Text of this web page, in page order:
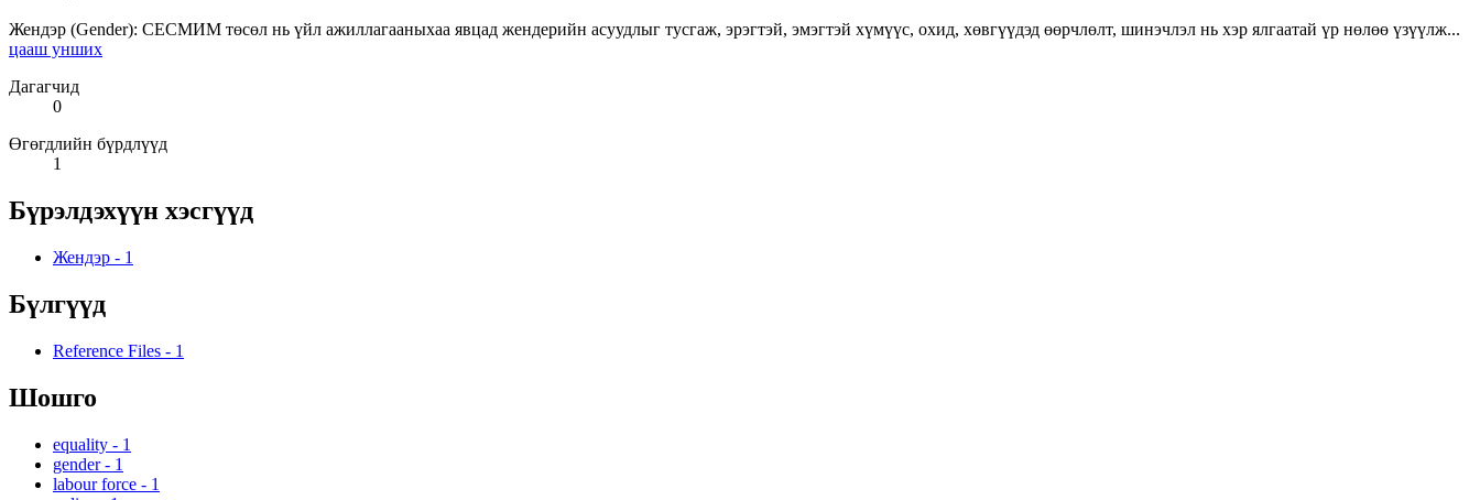
Жендэр (Gender): СЕСМИМ төсөл нь үйл ажиллагааныхаа явцад жендерийн асуудлыг тусгаж, эрэгтэй, эмэгтэй хүмүүс, охид, хөвгүүдэд өөрчлөлт, шинэчлэл нь хэр ялгаатай үр нөлөө үзүүлж...
цааш унших
Дагагчид
0
Өгөгдлийн бүрдлүүд
1
Бүрэлдэхүүн хэсгүүд
Жендэр - 1
Бүлгүүд
Reference Files - 1
Шошго
equality - 1
gender - 1
labour force - 1